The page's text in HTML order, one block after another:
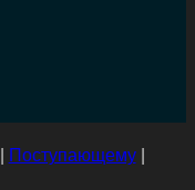
Поступающему|